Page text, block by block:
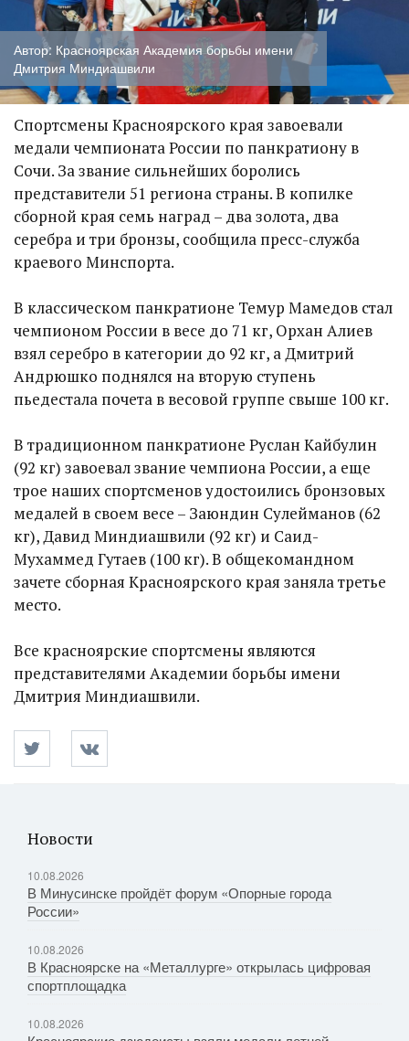
Автор: Красноярская Академия борьбы имени
Дмитрия Миндиашвили
Спортсмены Красноярского края завоевали
медали чемпионата России по панкратиону в
Сочи. За звание сильнейших боролись
представители 51 региона страны. В копилке
сборной края семь наград – два золота, два
серебра и три бронзы, сообщила пресс-служба
краевого Минспорта.
В классическом панкратионе Темур Мамедов стал
чемпионом России в весе до 71 кг, Орхан Алиев
взял серебро в категории до 92 кг, а Дмитрий
Андрюшко поднялся на вторую ступень
пьедестала почета в весовой группе свыше 100 кг.
В традиционном панкратионе Руслан Кайбулин
(92 кг) завоевал звание чемпиона России, а еще
трое наших спортсменов удостоились бронзовых
медалей в своем весе – Заюндин Сулейманов (62
кг), Давид Миндиашвили (92 кг) и Саид-
Мухаммед Гутаев (100 кг). В общекомандном
зачете сборная Красноярского края заняла третье
место.
Все красноярские спортсмены являются
представителями Академии борьбы имени
Дмитрия Миндиашвили.
Новости
10.08.2026
В Минусинске пройдёт форум «Опорные города
России»
10.08.2026
В Красноярске на «Металлурге» открылась цифровая
спортплощадка
10.08.2026